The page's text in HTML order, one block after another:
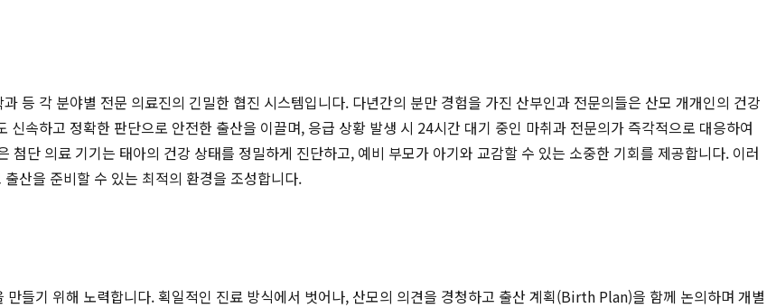
등 각 분야별 전문 의료진의 긴밀한 협진 시스템입니다. 다년간의 분만 경험을 가진 산부인과 전문의들은 산모 개개인의 건강
속하고 정확한 판단으로 안전한 출산을 이끌며, 응급 상황 발생 시 24시간 대기 중인 마취과 전문의가 즉각적으로 대응하여
단 의료 기기는 태아의 건강 상태를 정밀하게 진단하고, 예비 부모가 아기와 교감할 수 있는 소중한 기회를 제공합니다. 이러
산을 준비할 수 있는 최적의 환경을 조성합니다.
들기 위해 노력합니다. 획일적인 진료 방식에서 벗어나, 산모의 의견을 경청하고 출산 계획(Birth Plan)을 함께 논의하며 개별